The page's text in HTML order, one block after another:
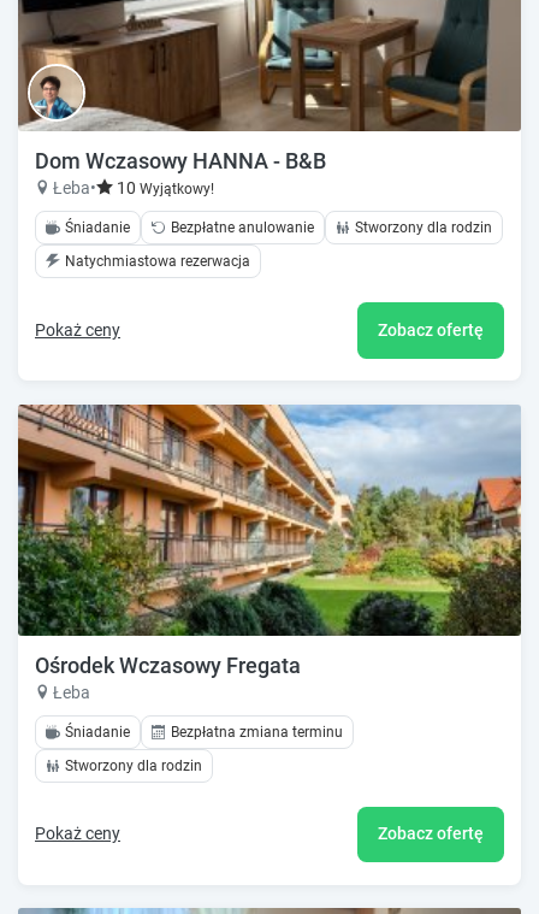
Dom Wczasowy HANNA - B&B
Łeba• 10 Wyjątkowy!
Śniadanie Bezpłatne anulowanie
Stworzony dla rodzin
Natychmiastowa rezerwacja
Pokaż ceny Zobacz ofertę
Ośrodek Wczasowy Fregata
Łeba
Śniadanie
Bezpłatna zmiana terminu
Stworzony dla rodzin
Pokaż ceny Zobacz ofertę